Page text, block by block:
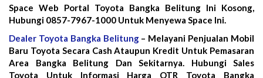
Space Web Portal Toyota Bangka Belitung Ini Kosong,
Hubungi 0857-7967-1000 Untuk Menyewa Space Ini.
Dealer Toyota Bangka Belitung– Melayani Penjualan Mobil
Baru Toyota Secara Cash Ataupun Kredit Untuk Pemasaran
Area Bangka Belitung Dan Sekitarnya. Hubungi Sales
Toyota Untuk Informasi Harga OTR Toyota Bangka